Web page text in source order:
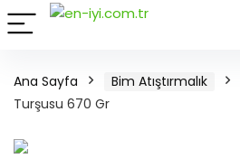
Ana Sayfa Bim Atıştırmalık
Turşusu 670 Gr